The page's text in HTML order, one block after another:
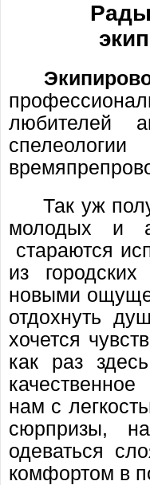
Рады
любителей
Так уж
молодых и
стараются
из
новыми
отдохнуть
хочется
как раз
нам с
сюрпризы,
одеваться
комфортом в